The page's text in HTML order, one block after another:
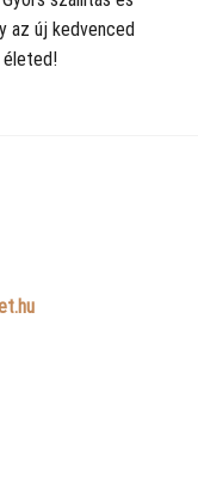
az új kedvenced
életed!